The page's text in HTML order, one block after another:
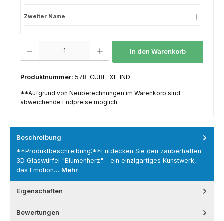
Zweiter Name
In den Warenkorb
Produktnummer: 578-CUBE-XL-IND
**Aufgrund von Neuberechnungen im Warenkorb sind
abweichende Endpreise möglich.
Beschreibung
**Produktbeschreibung:**Entdecken Sie den zauberhaften
3D Glaswürfel "Blumenherz" - ein einzigartiges Kunstwerk,
das Emotion… Mehr
Eigenschaften
Bewertungen